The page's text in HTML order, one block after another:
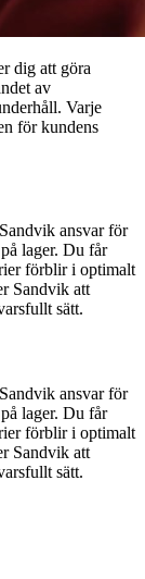
dig att göra
av
Varje
för kundens
ansvar för
lager. Du får
förblir i optimalt
Sandvik att
sätt.
ansvar för
lager. Du får
förblir i optimalt
Sandvik att
sätt.